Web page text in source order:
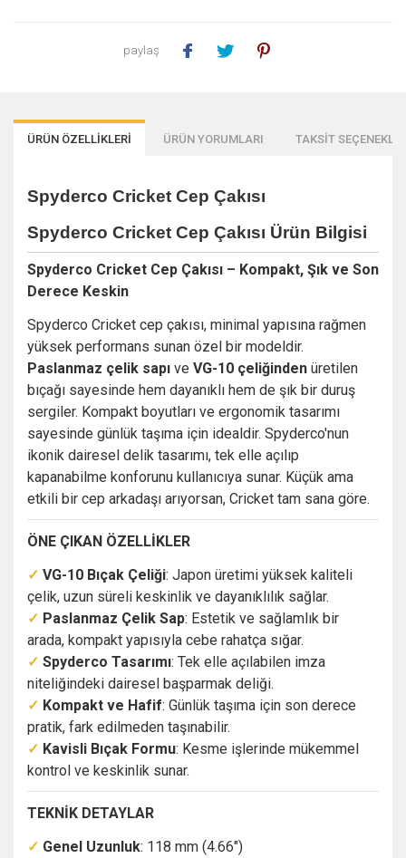
paylaş
ÜRÜN ÖZELLİKLERİ ÜRÜN YORUMLARI TAKSİT
Spyderco Cricket Cep Çakısı
Spyderco Cricket Cep Çakısı Ürün Bilgisi
Spyderco Cricket Cep Çakısı – Kompakt, Şık ve Son
Derece Keskin
Spyderco Cricket cep çakısı, minimal yapısına rağmen
yüksek performans sunan özel bir modeldir.
Paslanmaz çelik sapı ve VG-10 çeliğinden üretilen
bıçağı sayesinde hem dayanıklı hem de şık bir duruş
sergiler. Kompakt boyutları ve ergonomik tasarımı
sayesinde günlük taşıma için idealdir. Spyderco'nun
ikonik dairesel delik tasarımı, tek elle açılıp
kapanabilme konforunu kullanıcıya sunar. Küçük ama
etkili bir cep arkadaşı arıyorsan, Cricket tam sana göre.
ÖNE ÇIKAN ÖZELLİKLER
✓ VG-10 Bıçak Çeliği: Japon üretimi yüksek kaliteli
çelik, uzun süreli keskinlik ve dayanıklılık sağlar.
✓ Paslanmaz Çelik Sap: Estetik ve sağlamlık bir
arada, kompakt yapısıyla cebe rahatça sığar.
✓ Spyderco Tasarımı: Tek elle açılabilen imza
niteliğindeki dairesel başparmak deliği.
✓ Kompakt ve Hafif: Günlük taşıma için son derece
pratik, fark edilmeden taşınabilir.
✓ Kavisli Bıçak Formu: Kesme işlerinde mükemmel
kontrol ve keskinlik sunar.
TEKNİK DETAYLAR
✓ Genel Uzunluk: 118 mm (4.66")